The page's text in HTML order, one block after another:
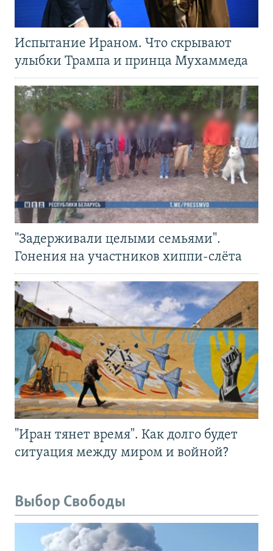
Испытание Ираном. Что скрывают
улыбки Трампа и принца Мухаммеда
"Задерживали целыми семьями".
Гонения на участников хиппи-слёта
"Иран тянет время". Как долго будет
ситуация между миром и войной?
Выбор Свободы